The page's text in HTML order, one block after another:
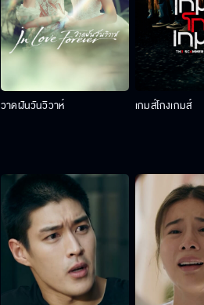
วาดฝันวันวิวาห์ เกมส์โกงเกมส์